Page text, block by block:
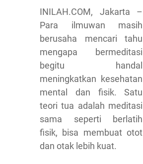
INILAH.COM, Jakarta –
Para ilmuwan masih
berusaha mencari tahu
mengapa bermeditasi
begitu handal
meningkatkan kesehatan
mental dan fisik. Satu
teori tua adalah meditasi
sama seperti berlatih
fisik, bisa membuat otot
dan otak lebih kuat.